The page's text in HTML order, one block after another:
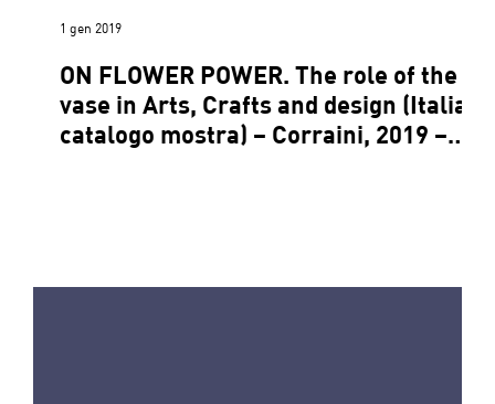
ON FLOWER POWER. The role of the
vase in Arts, Crafts and design (Italia,
catalogo mostra) – Corraini, 2019 –
1 gen 2019